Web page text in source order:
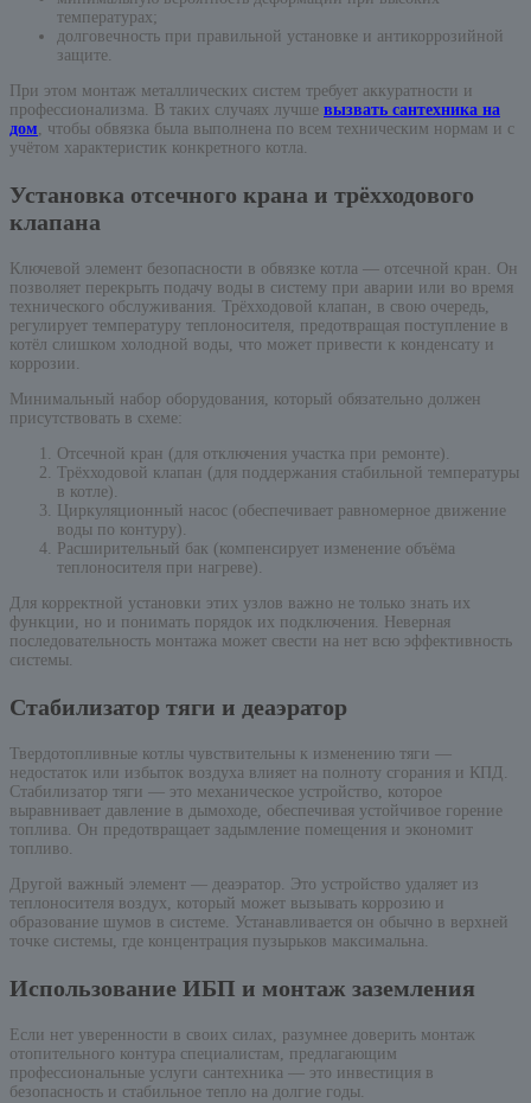
температурах;
долговечность при правильной установке и антикоррозийной
защите.
При этом монтаж металлических систем требует аккуратности и
профессионализма. В таких случаях лучше вызвать сантехника на
дом, чтобы обвязка была выполнена по всем техническим нормам и с
учётом характеристик конкретного котла.
Установка отсечного крана и трёхходового
клапана
Ключевой элемент безопасности в обвязке котла — отсечной кран. Он
позволяет перекрыть подачу воды в систему при аварии или во время
технического обслуживания. Трёхходовой клапан, в свою очередь,
регулирует температуру теплоносителя, предотвращая поступление в
котёл слишком холодной воды, что может привести к конденсату и
коррозии.
Минимальный набор оборудования, который обязательно должен
присутствовать в схеме:
Отсечной кран (для отключения участка при ремонте).
Трёхходовой клапан (для поддержания стабильной температуры
в котле).
Циркуляционный насос (обеспечивает равномерное движение
воды по контуру).
Расширительный бак (компенсирует изменение объёма
теплоносителя при нагреве).
Для корректной установки этих узлов важно не только знать их
функции, но и понимать порядок их подключения. Неверная
последовательность монтажа может свести на нет всю эффективность
системы.
Стабилизатор тяги и деаэратор
Твердотопливные котлы чувствительны к изменению тяги —
недостаток или избыток воздуха влияет на полноту сгорания и КПД.
Стабилизатор тяги — это механическое устройство, которое
выравнивает давление в дымоходе, обеспечивая устойчивое горение
топлива. Он предотвращает задымление помещения и экономит
топливо.
Другой важный элемент — деаэратор. Это устройство удаляет из
теплоносителя воздух, который может вызывать коррозию и
образование шумов в системе. Устанавливается он обычно в верхней
точке системы, где концентрация пузырьков максимальна.
Использование ИБП и монтаж заземления
Если нет уверенности в своих силах, разумнее доверить монтаж
отопительного контура специалистам, предлагающим
профессиональные услуги сантехника — это инвестиция в
безопасность и стабильное тепло на долгие годы.